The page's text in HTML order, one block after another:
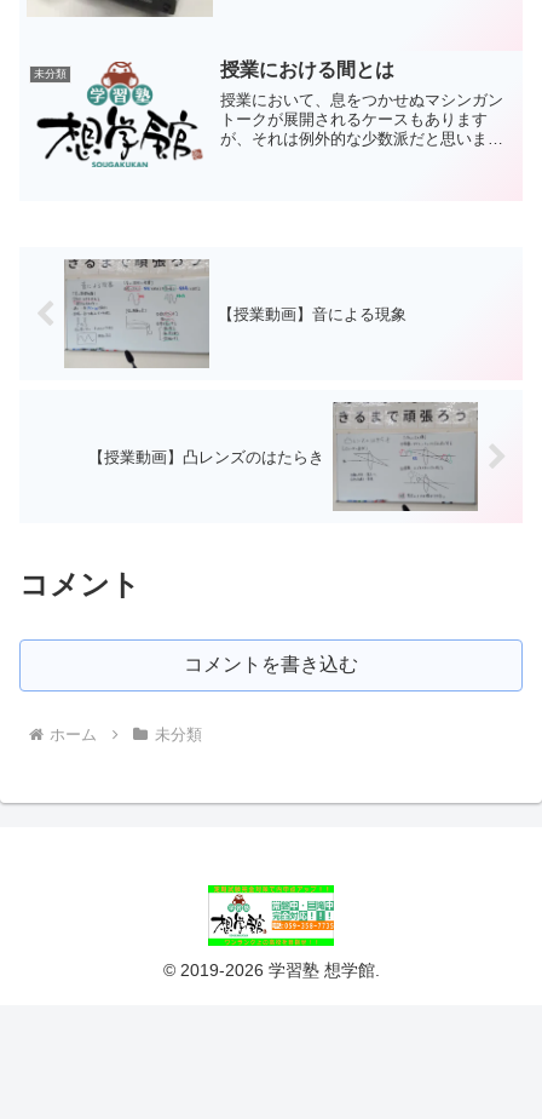
んなわけで、ノーマルに戻...
未分類 授業における間とは
授業において、息をつかせぬマシンガン
トークが展開されるケースもあります
が、それは例外的な少数派だと思いま
【授業動画】音による現象
【授業動画】凸レンズのはたらき
コメント
コメントを書き込む
ホーム 未分類
© 2019-2026 学習塾 想学館.